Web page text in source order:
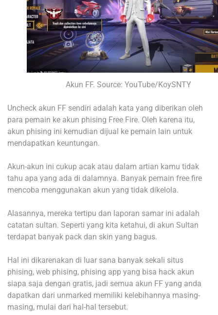
Akun FF. Source: YouTube/KoySNTY
Uncheck akun FF sendiri adalah kata yang diberikan oleh
para pemain ke akun phising Free Fire. Oleh karena itu,
akun phising ini kemudian dijual ke pemain lain untuk
mendapatkan keuntungan.
Akun-akun ini cukup acak atau dalam artian kamu tidak
tahu apa yang ada di dalamnya. Banyak pemain free fire
mencoba menggunakan akun yang tidak dikelola.
Alasannya, mereka tertipu dan laporan samar ini adalah
catatan sultan. Seperti yang kita ketahui, di akun Sultan
terdapat banyak pack dan skin yang bagus.
Hal ini dikarenakan di luar sana banyak sekali situs
phising, web phising, phising app yang bisa hack akun
siapa saja dengan gratis, jadi semua akun FF yang anda
dapatkan dari unmarked memiliki kelebihannya masing-
masing, mulai dari hal-hal tersebut.